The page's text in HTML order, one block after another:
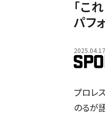
「こ
パフ
プロレ
のるが